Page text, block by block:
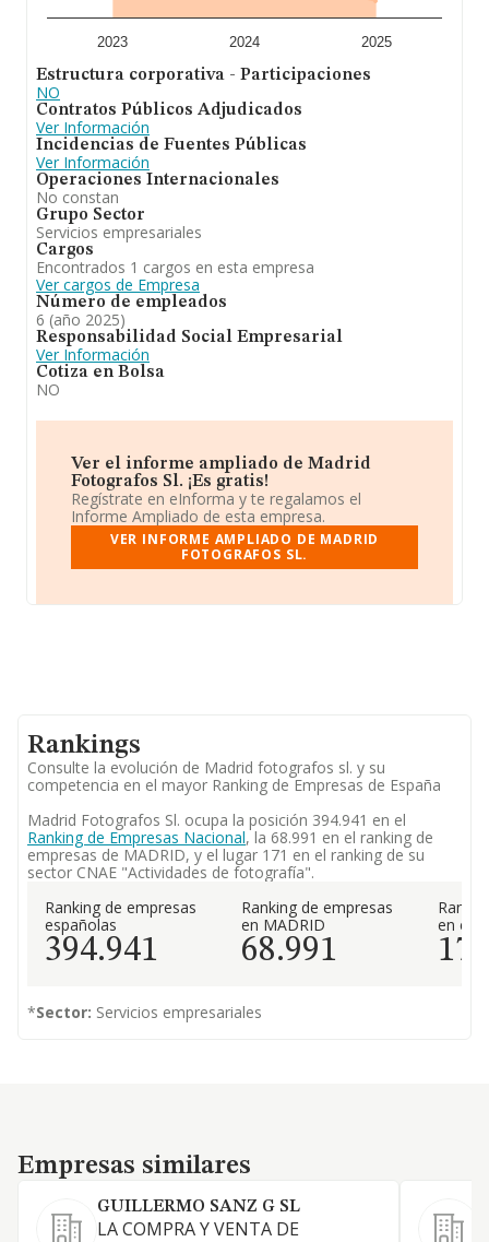
información relativa a la provincia de Madrid, en la base
de datos de INFORMA aparecen 1364 empresas, cuyas
ventas han obtenido los 116 millones de euros. Por
ámbito de la empresa, la media de empleados es de 1.
La antigüedad desde la constitución es de 19 años.
En resumen,Madrid Fotografos S.L
en 6468, -venta de cigarrillos electrónicos y sus
accesorios. -fotografía y artes plásticas. -comercio
mayorista y minorista de balares, cacharrerías,
plásticos, bisutería, artículos de fotografía, discos, venta
de animales, taxidermia, decomiso, láminas, marcos,
arte y antigõedades, loterías, estan. Se ha posicionado
más abajo en el ranking de provincia frente al 2024.
2023 2024 2025
Estructura corporativa - Participaciones
NO
Contratos Públicos Adjudicados
Ver Información
Incidencias de Fuentes Públicas
Ver Información
Operaciones Internacionales
No constan
Grupo Sector
Servicios empresariales
Cargos
Encontrados 1 cargos en esta empresa
Ver cargos de Empresa
Número de empleados
6 (año 2025)
Responsabilidad Social Empresarial
Ver Información
Cotiza en Bolsa
NO
Ver el informe ampliado de Madrid
Fotografos Sl. ¡Es gratis!
Regístrate en eInforma y te regalamos el
Informe Ampliado de esta empresa.
VER INFORME AMPLIADO DE MADRID
FOTOGRAFOS SL.
Rankings
Consulte la evolución de Madrid fotografos sl. y su
competencia en el mayor Ranking de Empresas de España
Madrid Fotografos Sl. ocupa la posición 394.941 en el
Ranking de Empresas Nacional, la 68.991 en el ranking de
empresas de MADRID, y el lugar 171 en el ranking de su
sector CNAE "Actividades de fotografía".
Ranking de empresas
españolas
394.941
Ranking de empresas
en MADRID
68.991
en el
171
*Sector: Servicios empresariales
Empresas similares
Empresas similares
GUILLERMO SANZ G SL
LA COMPRA Y VENTA DE